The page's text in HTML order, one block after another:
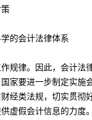
的会计法律体系
规律。因此，会计
家要进一步制定实
经类法规，切实贯
虚假会计信息的力